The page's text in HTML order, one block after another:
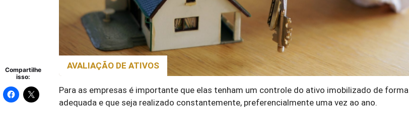
Compartilhe
isso:
AVALIAÇÃO DE ATIVOS
Para as empresas é importante que elas tenham um controle do ativo imobilizado de forma
adequada e que seja realizado constantemente, preferencialmente uma vez ao ano.